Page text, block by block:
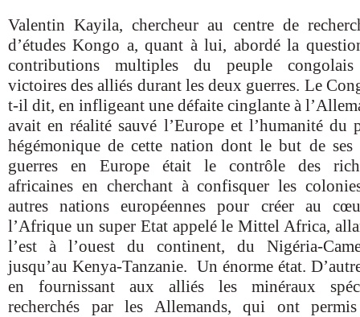
Valentin Kayila, chercheur au centre de
d’études Kongo a, quant à lui, abordé la
contributions multiples du peuple
victoires des alliés durant les deux guerres. Le
t-il dit, en infligeant une défaite cinglante à
avait en réalité sauvé l’Europe et l’humanité du
hégémonique de cette nation dont le but de ses
guerres en Europe était le contrôle des
africaines en cherchant à confisquer les
autres nations européennes pour créer au
l’Afrique un super Etat appelé le Mittel Africa,
l’est à l’ouest du continent, du Nigéria-
jusqu’au Kenya-Tanzanie. Un énorme état.
en fournissant aux alliés les minéraux
recherchés par les Allemands, qui ont